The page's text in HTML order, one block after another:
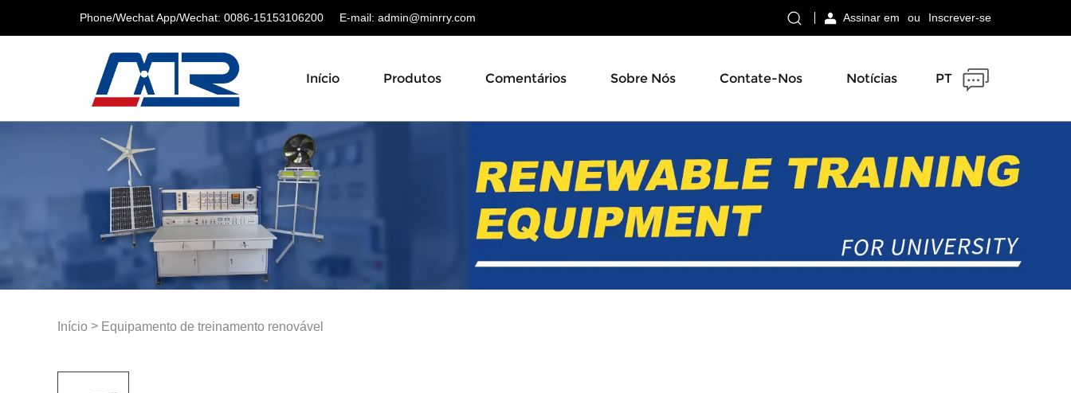
Phone/Wechat App/Wechat: 0086-15153106200 E-mail: admin@minrry.com Assinar em ou Inscrever-se
Início Produtos Comentários Sobre Nós Contate-Nos Notícias PT
Início > Equipamento de treinamento renovável